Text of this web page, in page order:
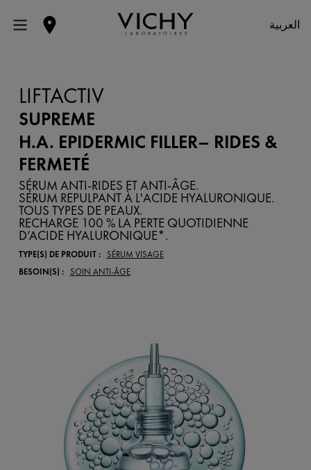
العربية
LIFTACTIV
SUPREME
H.A. EPIDERMIC FILLER– RIDES &
FERMETÉ
SÉRUM ANTI-RIDES ET ANTI-ÂGE.
SÉRUM REPULPANT À L'ACIDE HYALURONIQUE.
TOUS TYPES DE PEAUX.
RECHARGE 100 % LA PERTE QUOTIDIENNE
D’ACIDE HYALURONIQUE*.
TYPE(S) DE PRODUIT :
SÉRUM VISAGE
BESOIN(S) :
SOIN ANTI-ÂGE